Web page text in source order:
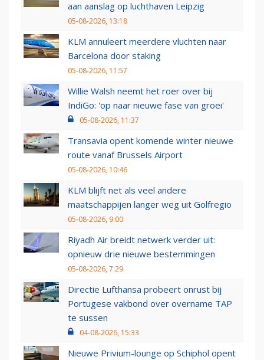
aan aanslag op luchthaven Leipzig
05-08-2026, 13:18
KLM annuleert meerdere vluchten naar
Barcelona door staking
05-08-2026, 11:57
Willie Walsh neemt het roer over bij
IndiGo: 'op naar nieuwe fase van groei'
05-08-2026, 11:37
Transavia opent komende winter nieuwe
route vanaf Brussels Airport
05-08-2026, 10:46
KLM blijft net als veel andere
maatschappijen langer weg uit Golfregio
05-08-2026, 9:00
Riyadh Air breidt netwerk verder uit:
opnieuw drie nieuwe bestemmingen
05-08-2026, 7:29
Directie Lufthansa probeert onrust bij
Portugese vakbond over overname TAP
te sussen
04-08-2026, 15:33
Nieuwe Privium-lounge op Schiphol opent